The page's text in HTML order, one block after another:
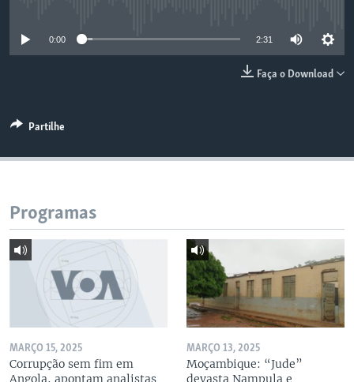
0:00 2:31
Faça o Download
Partilhe
Programas
MARÇO 15, 2025
Corrupção sem fim em
Angola, apontam analistas
MARÇO 13, 2025
Moçambique: “Jude”
devasta Nampula e